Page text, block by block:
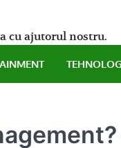
cu ajutorul nostru.